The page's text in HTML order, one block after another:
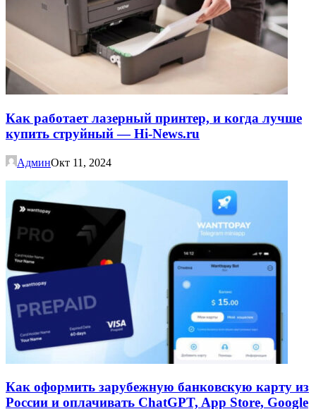
Как работает лазерный принтер, и когда лучше
купить струйный — Hi-News.ru
АдминОкт 11, 2024
Как оформить зарубежную банковскую карту из России и оплачивать ChatGPT, App Store, Google Play и другие сервисы — Hi-News.ru»>/**/ article{display:block}body{font-size:14px;line-height:1}ol,ul{list-style:none;padding:0;margin:0}html,body{font:400 -apple-system,BlinkMacSystemFont,sans-serif}html,body,div,span,iframe,h1,p,a,img,ins,strong,b,form,article,time{margin:0;padding:0;border:0;font-size:100%;-webkit-text-size-adjust:100%;font-family:-apple-system,BlinkMacSystemFont,sans-serif;vertical-align:baseline;-webkit-font-smoothing:antialiased}body{font-size:14px;line-height:1;min-width:1124px}ol,ul{list-style:none;padding:0;margin:0}b,strong{font-weight:700}img{overflow:hidden;height:auto;max-width:100%;font:400 10px -apple-system,BlinkMacSystemFont,sans-serif}p{color:#000;margin-bottom:15px;font:400 20px/1.5 -apple-system,BlinkMacSystemFont,sans-serif}h1{color:#000;margin:0 0 28px 0;font:700 54px/1 -apple-system,BlinkMacSystemFont,sans-serif}.clearfix:before{content:»»;display:table}.clearfix:after{content:»»;display:table;clear:both}#page{position:relative;width:1090px;margin:0 auto;padding:0 20px}#header{margin:20px auto 0}#header .logo{display:flex;margin-bottom:22px;position:relative;width:560px}.logo-icon{margin-right:11px}.logo .icon_logo{font-size:28px;height:1.18em}.logo-link{display:inherit}.logo-name{display:flex;font:32px/1 -apple-system,BlinkMacSystemFont,sans-serif;margin:0}.logo-name-green{color:#48d900;font-weight:600}.logo-name-black{color:#000;font-weight:300}.logo-name-dash{color:#000;margin:0 1px;font-weight:300}a{color:#F50;text-decoration:none;font-weight:500}#header .user{position:absolute;top:6px;right:20px}#header .user.anonymous-user .icon-lock{background:url(/wp-content/themes/101media/img/login.svg) no-repeat;width:18px;height:21px;display:block}#header form{position:absolute;right:60px;top:-2px}#header form input{border:1px solid #eef1f5;border-radius:63px;outline:none;padding:8px 35px 9px 20px;width:216px;-webkit-appearance:none;font:400 16px/19px -apple-system,BlinkMacSystemFont,sans-serif}#header form #searchsubmit{background-image:url(/wp-content/themes/101media/img/search_.svg);background-size:cover;opacity:0.15;border:none;height:15px;padding:0;position:absolute;right:16px;text-indent:-9999px;top:13px;width:15px}.trand{background-color:#000}.menu-trends-container{background-color:#000;padding:20px 35px 18px;border-radius:3px;border-top-left-radius:3px;border-top-right-radius:3px;margin-bottom:10px}.menu-trends-container .trand{height:auto;overflow:hidden;background-color:transparent;background-position:14px center;padding-right:0;width:auto}.menu-trends-container .trand li{display:inline-block;padding:0;height:auto}.menu-trends-container .trand li a{color:#fff;text-decoration:none;display:inline-block;padding-right:20px;font:700 18px/23px -apple-system,BlinkMacSystemFont,sans-serif}#content{width:calc(100% — 340px);float:left;margin-top:5px}#i10foreign{width:calc(100% — 340px)}.item .info{color:#000;margin-top:5px;font:400 15px/24px -apple-system,BlinkMacSystemFont,sans-serif;margin-bottom:10px}.info{position:relative}.breadcrumbs{white-space:nowrap;margin-bottom:10px}.breadcrumbs li{display:inline}.breadcrumbs li+li:before{content:»;position:relative;display:inline-block;border-top:1px solid #CAD1D9;border-right:1px solid #CAD1D9;width:6px;height:6px;top:-1px;right:2px;margin:0 4px;transform:rotate(55deg) skew(20deg)}.breadcrumbs li a{color:#CAD1D9;font:400 15px/24px -apple-system,BlinkMacSystemFont,sans-serif}.breadcrumbs__logo span{font-size:0}.breadcrumbs__logo img{margin-bottom:-2px}.item .info .author{margin-left:0;font-weight:600;display:inline-block;margin-bottom:0}.item .info .prop-comments{font-size:14px;color:#000;font-weight:400;margin-left:6px;padding-right:20px;position:relative;display:inline-block}.item .info .prop-comments::before{content:»;background-color:rgba(172,182,191,0.2);position:absolute;top:0;bottom:0;margin:auto;right:7px;width:5px;height:5px;border-radius:50%}.item .info .prop-comments svg{vertical-align:middle;margin-right:4px}.item .info .post__date-inner{display:inline-flex}.item .info .post__date-update{display:inline-block;color:#959EA6;margin-left:5px}.text{color:#000;font:400 16px/22px -apple-system,BlinkMacSystemFont,sans-serif}#sidebar{width:300px;float:left;margin-left:40px}.banners-center{text-align:center}.banner-sidebar{margin:20px 0 20px}.sidebar-banner-telegram{display:block;border:1px solid #eee;border-radius:3px;padding:14px 24px;font-size:14px;line-height:normal;background:none;position:relative;overflow:hidden}.sidebar-banner-telegram strong{margin-bottom:6px;color:#151515;text-transform:uppercase;letter-spacing:.08em;word-wrap:break-word;font:700 16px -apple-system,BlinkMacSystemFont,sans-serif}.sidebar-banner-telegram span{display:block;color:#aaa;font:300 14px/20px -apple-system,BlinkMacSystemFont,sans-serif}.sidebar-banner-telegram svg{position:absolute;bottom:-20px;right:-20px}.single-title{margin-bottom:15px}#post{margin-top:-4px}.single .item .info{margin-top:0;font-size:19px}.single .item .breadcrumbs li a{font-size:19px}.single .item .breadcrumbs__logo img{width:20px;height:20px;margin-bottom:-4px}.single .item .breadcrumbs li+li:before{width:8px;height:8px}.single .item .info .prop-comments{font-size:18px}.searchform input{border:1px solid #f2f2f2;outline:none;padding:10px 0 10px 12px;width:180px;margin-bottom:7px;font:400 12px/15px -apple-system,BlinkMacSystemFont,sans-serif}.icon{display:inline-block;vertical-align:middle;size:1em;width:1em;height:1em;fill:currentColor}#main.main-section{display:flex;flex-wrap:wrap;margin-bottom:60px}.adsense{position:relative}.adsense{margin:40px 0}#toc_container{background:none;width:100%;border:none;font-size:22px;padding:0;margin-bottom:1em;font-weight:400}#toc_container p.toc_title{font-size:38px;line-height:1.2;text-align:left;margin:0;padding:0;font-weight:700}#toc_container p.toc_title+ul.toc_list{margin-top:23px}#toc_container ul,#toc_container li{margin:0;padding:0}#toc_container .toc_list li{font-size:22px;line-height:26px;font-weight:400}#toc_container .toc_list li:not(:last-child){margin-bottom:18px}#toc_container .toc_list a{display:flex;color:#000;font-size:inherit;position:relative;padding-bottom:15px;border-bottom:1px solid rgba(213,221,230,0.5);font-weight:400}#toc_container .toc_list .toc_number{font-size:inherit;color:#cad1d9;margin-right:10px}#toc_container .toc_list .toc_number:after{content:’.’}#sidebar .widget{position:sticky;position:-webkit-sticky;top:25px}.wp-caption{max-width:100%}.wp-caption-text{font-size:18px;line-height:19px;color:#999;margin:15px 0 25px}.single-post .text img{display:block}.single-post .text img{background-color:#f6f6f6}.text a{color:#F50}::-moz-focus-inner{border:0}.text{color:#000;font:400 16px/22px -apple-system,BlinkMacSystemFont,sans-serif}.clearfix:before{content:»»;display:table}.clearfix:after{content:»»;display:table;clear:both}.menu-trends-container .trand{background-position:14px center}.widget{margin-bottom:32px}.text ul{font-size:20px;line-height:1.5;font-weight:400;margin:0 0 30px 0}#comments{font:700 30px -apple-system,BlinkMacSystemFont,sans-serif;color:#0f0f0f;text-transform:uppercase;letter-spacing:0.08em}#comments{margin:0 15px 5px 0}.comment-section-header{display:flex;flex-wrap:wrap;align-items:center;margin-bottom:25px}.comment-section-header .comment-btn{width:100%;display:flex;align-items:center}.comment-section-header #comment-btn-collapse{height:auto;position:relative;color:#cad1d9;font-size:14px;font:400 14px/16px -apple-system,BlinkMacSystemFont,sans-serif;text-align:center;background:none;text-transform:inherit;letter-spacing:inherit;text-shadow:none;padding:0}.comment-section-header #comment-btn-collapse:before{position:absolute;content:»;bottom:-1px;left:0;width:100%;height:6px;right:0;background-image:linear-gradient(to right,rgba(202,209,217,0.5) 58%,rgba(255,255,255,0) 0%);background-position:bottom;background-size:5px 1px;background-repeat:repeat-x}.comment-section-header #comments{display:flex;align-items:center;min-height:44px}.comment-section .scroll-to-new-comment{height:auto;padding:9px 20px;border:1px solid rgba(255,85,0,0.2);color:#f50;font:500 16px/24px -apple-system,BlinkMacSystemFont,sans-serif;text-decoration:none;border-radius:3px;text-align:center;background:none;text-transform:inherit;letter-spacing:inherit;text-shadow:none}button{display:inline-block;height:37px;font:700 14px/40px -apple-system,BlinkMacSystemFont,sans-serif;color:#fff;text-decoration:none;padding:0 40px 0 0;outline:none;text-shadow:0 1px 0 rgba(71,117,0,0.5);background:transparent url(/wp-content/themes/101media/img/button-square-green.png) no-repeat right top;border:none;margin:0;text-transform:uppercase;letter-spacing:0.08em;width:auto;overflow:visible}button::-moz-focus-inner{border:0;padding:0;margin:0}.banners-center{text-align:center}.news-img{position:relative;padding-bottom:60.8%;max-width:100%;display:block}.foreign-posts{clear:both;margin-top:60px;border-top:1px solid #e6e7e3;width:1000px;margin-bottom:50px}.foreign-posts .foreign_post_title{font:700 30px -apple-system,BlinkMacSystemFont,sans-serif;letter-spacing:2.4px;text-align:left;color:#000;margin-top:33px;text-transform:uppercase}.foreign-posts .foreign-posts-list{min-height:250px}@media (min-width:625px) and (max-width:649px){.item iframe:not(.iframe){height:328px}}@media (min-width:600px) and (max-width:624px){.item iframe:not(.iframe){height:314px}}@media (min-width:575px) and (max-width:599px){.item iframe:not(.iframe){height:300px}}@media (min-width:550px) and (max-width:574px){.item iframe:not(.iframe){height:286px}}@media (min-width:525px) and (max-width:549px){.item iframe:not(.iframe){height:272px}}@media (min-width:500px) and (max-width:524px){.item iframe:not(.iframe){height:258px}}@media (min-width:475px) and (max-width:499px){.item iframe:not(.iframe){height:244px}}@media (min-width:450px) and (max-width:474px){.item iframe:not(.iframe){